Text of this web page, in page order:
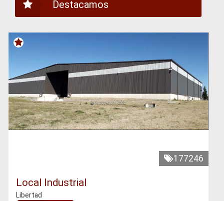
Destacamos
177246
Local Industrial
Libertad